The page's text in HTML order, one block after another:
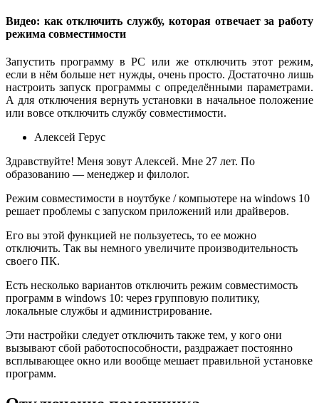
Видео: как отключить службу, которая отвечает за работу
режима совместимости
Запустить программу в РС или же отключить этот режим,
если в нём больше нет нужды, очень просто. Достаточно лишь
настроить запуск программы с определёнными параметрами.
А для отключения вернуть установки в начальное положение
или вовсе отключить службу совместимости.
Алексей Герус
Здравствуйте! Меня зовут Алексей. Мне 27 лет. По
образованию — менеджер и филолог.
Режим совместимости в ноутбуке / компьютере на windows 10
решает проблемы с запуском приложений или драйверов.
Его вы этой функцией не пользуетесь, то ее можно
отключить. Так вы немного увеличите производительность
своего ПК.
Есть несколько вариантов отключить режим совместимость
программ в windows 10: через групповую политику,
локальные службы и администрирование.
Эти настройки следует отключить также тем, у кого они
вызывают сбой работоспособности, раздражает постоянно
всплывающее окно или вообще мешает правильной установке
программ.